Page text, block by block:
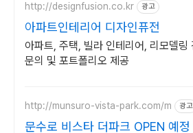
http://designfusion.co.kr 광고
아파트인테리어 디자인퓨전
아파트, 주택, 빌라 인테리어, 리모델링
문의 및 포트폴리오 제공
http://munsuro-vista-park.com/m 광고
문수로 비스타 더파크 OPEN 예정